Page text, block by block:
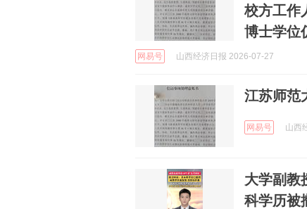
校方工作
博士学位
网易号 山西经济日报 2026-07-27
江苏师范
网易号 山西
大学副教
科学历被